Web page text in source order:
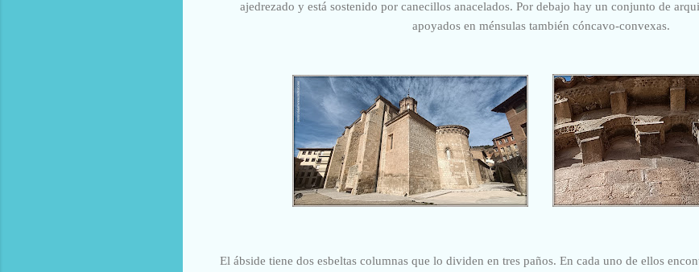
ajedrezado y está sostenido por canecillos anacelados. Por debajo hay un conjunto de
apoyados en ménsulas también cóncavo-convexas.
El ábside tiene dos esbeltas columnas que lo dividen en tres paños. En cada uno de ellos